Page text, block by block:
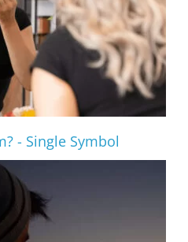
- Single Symbol